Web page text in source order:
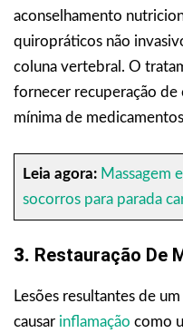
aconselhamento
quiropráticos não
coluna vertebral. O
fornecer recuperação
mínima de
Leia agora: Massagem
socorros para parada
3. Restauração De
Lesões resultantes de
causar inflamação como